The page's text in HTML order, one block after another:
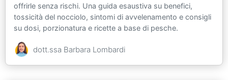
offrirle senza rischi. Una guida esaustiva su benefici,
tossicità del nocciolo, sintomi di avvelenamento e consigli
su dosi, porzionatura e ricette a base di pesche.
dott.ssa Barbara Lombardi